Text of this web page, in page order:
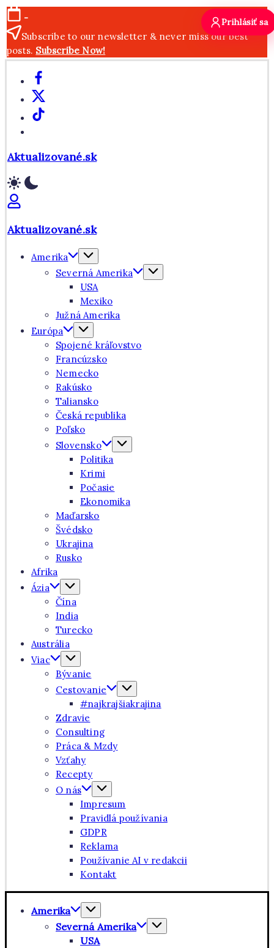
Skip
to
content
-
Subscribe to our newsletter & never miss our best
posts. Subscribe Now!
Facebook
X
TikTok
Aktualizované.sk
Aktualizované.sk
Amerika
Severná Amerika
USA
Mexiko
Južná Amerika
Európa
Spojené kráľovstvo
Francúzsko
Nemecko
Rakúsko
Taliansko
Česká republika
Poľsko
Slovensko
Politika
Krimi
Počasie
Ekonomika
Maďarsko
Švédsko
Ukrajina
Rusko
Afrika
Ázia
Čína
India
Turecko
Austrália
Viac
Bývanie
Cestovanie
#najkrajšiakrajina
Zdravie
Consulting
Práca & Mzdy
Vzťahy
Recepty
O nás
Impresum
Pravidlá používania
GDPR
Reklama
Používanie AI v redakcii
Kontakt
Amerika
Severná Amerika
USA
Prihlásiť sa